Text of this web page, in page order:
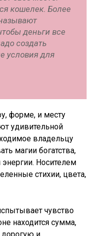
кошелек. Более
деньги все
создать
условия для
форме, и месту
удивительной
владельцу
магии богатства,
энергии. Носителем
стихии, цвета,
чувство
находится сумма,